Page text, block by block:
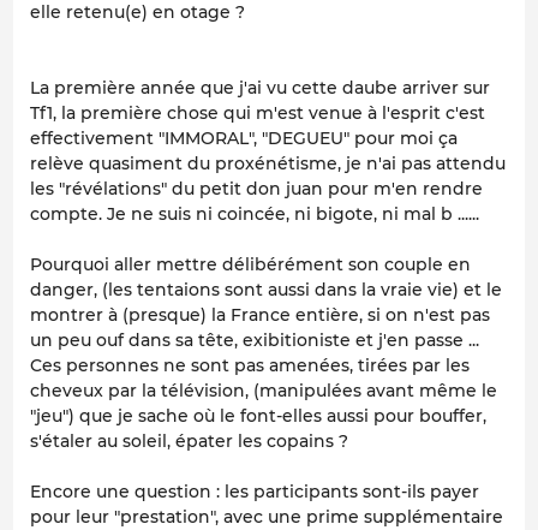
elle retenu(e) en otage ?
La première année que j'ai vu cette daube arriver sur
Tf1, la première chose qui m'est venue à l'esprit c'est
effectivement "IMMORAL", "DEGUEU" pour moi ça
relève quasiment du proxénétisme, je n'ai pas attendu
les "révélations" du petit don juan pour m'en rendre
compte. Je ne suis ni coincée, ni bigote, ni mal b ......
Pourquoi aller mettre délibérément son couple en
danger, (les tentaions sont aussi dans la vraie vie) et le
montrer à (presque) la France entière, si on n'est pas
un peu ouf dans sa tête, exibitioniste et j'en passe ...
Ces personnes ne sont pas amenées, tirées par les
cheveux par la télévision, (manipulées avant même le
"jeu") que je sache où le font-elles aussi pour bouffer,
s'étaler au soleil, épater les copains ?
Encore une question : les participants sont-ils payer
pour leur "prestation", avec une prime supplémentaire